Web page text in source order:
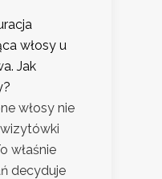
włosy u
Jak
włosy nie
właśnie
decyduje